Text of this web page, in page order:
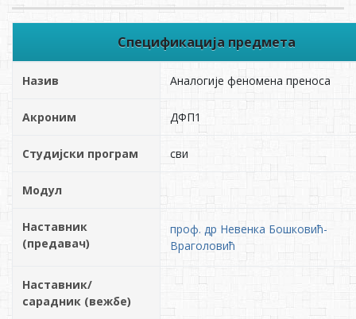
Спецификација предмета
Назив Аналогије феномена преноса
Акроним ДФП1
Студијски програм сви
Модул
Наставник
(предавач)
проф. др Невенка Бошковић-
Враголовић
Наставник/
сарадник (вежбе)